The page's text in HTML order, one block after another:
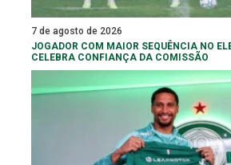
7 de agosto de 2026
JOGADOR COM MAIOR SEQUÊNCIA NO
CELEBRA CONFIANÇA DA COMISSÃO